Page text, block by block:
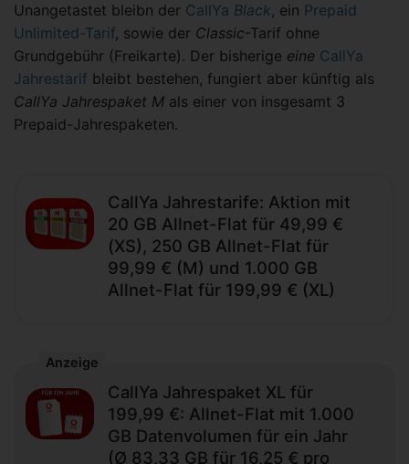
Unangetastet bleibn der CallYa Black, ein Prepaid
Unlimited-Tarif, sowie der Classic-Tarif ohne
Grundgebühr (Freikarte). Der bisherige eine CallYa
Jahrestarif bleibt bestehen, fungiert aber künftig als
CallYa Jahrespaket M als einer von insgesamt 3
Prepaid-Jahrespaketen.
CallYa Jahrestarife: Aktion mit
20 GB Allnet-Flat für 49,99 €
(XS), 250 GB Allnet-Flat für
99,99 € (M) und 1.000 GB
Allnet-Flat für 199,99 € (XL)
Anzeige
CallYa Jahrespaket XL für
199,99 €: Allnet-Flat mit 1.000
GB Datenvolumen für ein Jahr
(Ø 83,33 GB für 16,25 € pro